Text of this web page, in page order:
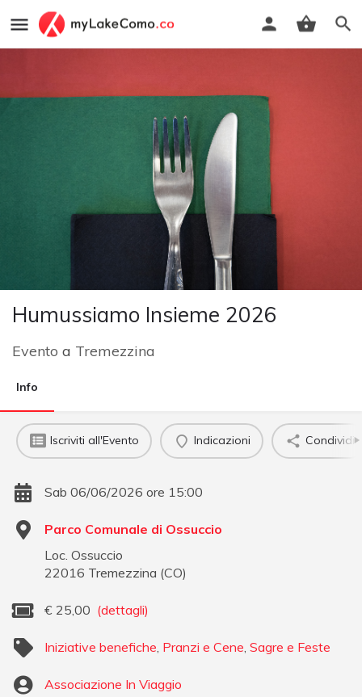
Humussiamo Insieme 2026
Evento a Tremezzina
Info
Iscriviti all'Evento Indicazioni Condividi
Sab 06/06/2026 ore 15:00
Parco Comunale di Ossuccio
Loc. Ossuccio
22016 Tremezzina (CO)
€ 25,00 (dettagli)
Iniziative benefiche Pranzi e Cene Sagre e Feste
Associazione In Viaggio